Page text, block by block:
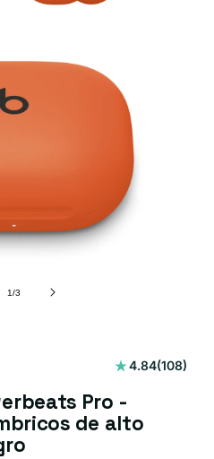
1/de
3
4.84(108)
108
Pro -
de alto